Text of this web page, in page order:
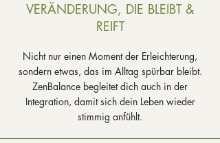
VERÄNDERUNG, DIE BLEIBT &
REIFT
Nicht nur einen Moment der Erleichterung,
sondern etwas, das im Alltag spürbar bleibt.
ZenBalance begleitet dich auch in der
Integration, damit sich dein Leben wieder
stimmig anfühlt.